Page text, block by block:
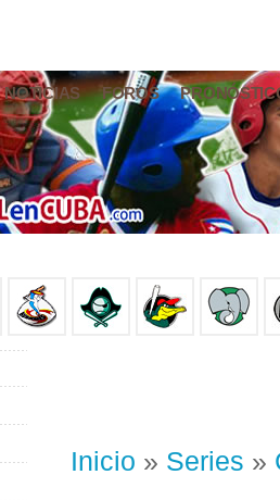
NOTICIAS FOROS
Inicio » Series »